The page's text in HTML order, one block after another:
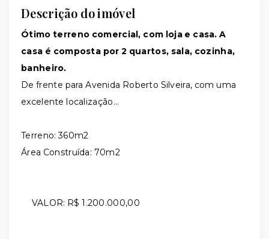
Descrição do imóvel
Ótimo terreno comercial, com loja e casa. A
casa é composta por 2 quartos, sala, cozinha,
banheiro.
De frente para Avenida Roberto Silveira, com uma
excelente localização…
Terreno: 360m2
Área Construída: 70m2
VALOR: R$ 1.200.000,00